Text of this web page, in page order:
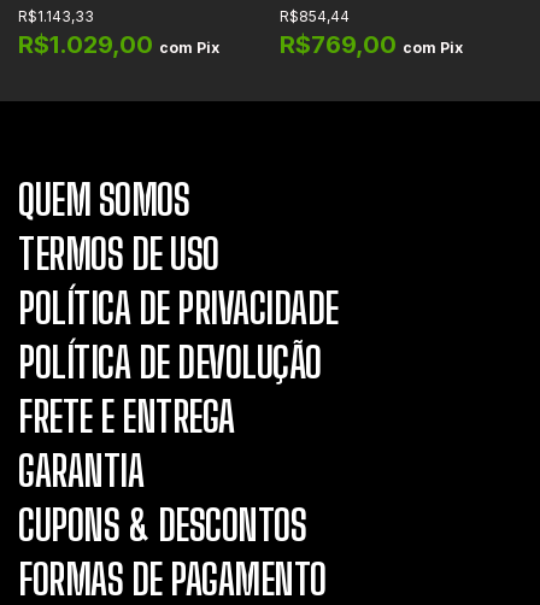
Lateral em Vidro Temperado,
ATX, m-ATX, Mini-ITX, e-ATX,
4x Fans Incluídas - CC-H52FW-
R1
R$1.143,33
R$1.029,00 com Pix
Tower, Vidro Temperado, e-
ATX, ATX, m-ATX, Mini-ITX, 2x
Fans Incluídas - CC-9011211-
WW
R$854,44
R$769,00 com Pix
QUEM SOMOS
TERMOS DE USO
POLÍTICA DE PRIVACIDADE
POLÍTICA DE DEVOLUÇÃO
FRETE E ENTREGA
GARANTIA
CUPONS & DESCONTOS
FORMAS DE PAGAMENTO